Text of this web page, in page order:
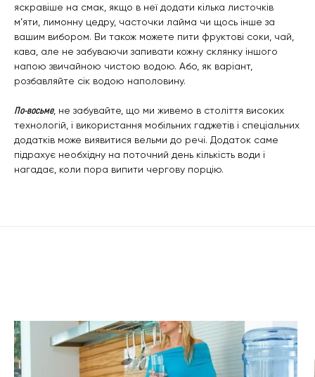
яскравіше на смак, якщо в неї додати кілька листочків
м’яти, лимонну цедру, часточки лайма чи щось інше за
вашим вибором. Ви також можете пити фруктові соки, чай,
кава, але не забуваючи запивати кожну склянку іншого
напою звичайною чистою водою. Або, як варіант,
розбавляйте сік водою наполовину.
По-восьме, не забувайте, що ми живемо в століття високих
технологій, і використання мобільних гаджетів і спеціальних
додатків може виявитися вельми до речі. Додаток саме
підрахує необхідну на поточний день кількість води і
нагадає, коли пора випити чергову порцію.